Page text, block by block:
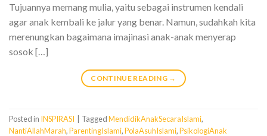
Tujuannya memang mulia, yaitu sebagai instrumen kendali
agar anak kembali ke jalur yang benar. Namun, sudahkah kita
merenungkan bagaimana imajinasi anak-anak menyerap
sosok […]
CONTINUE READING →
Posted in INSPIRASI TaggedMendidikAnakSecaraIslami,
NantiAllahMarah,ParentingIslami,PolaAsuhIslami,PsikologiAnak